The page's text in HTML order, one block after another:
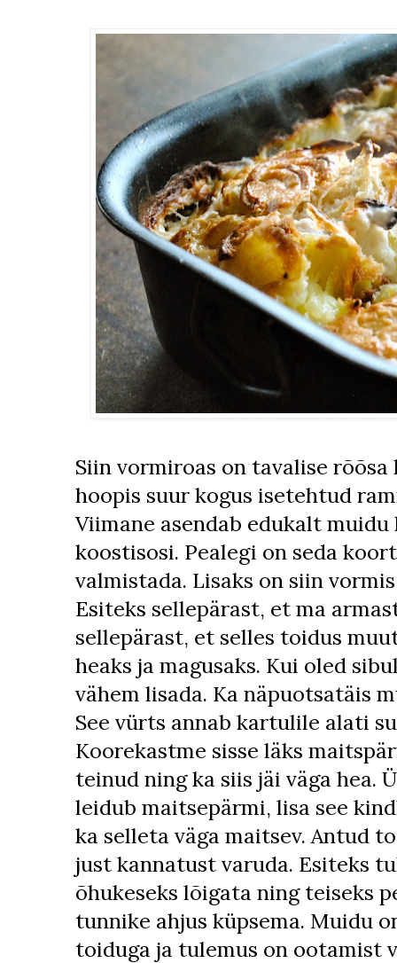
Siin vormiroas on tavalise rõõsa
hoopis suur kogus isetehtud
Viimane asendab edukalt
koostisosi. Pealegi on seda
valmistada. Lisaks on siin
Esiteks sellepärast, et ma
sellepärast, et selles toidus
heaks ja magusaks. Kui oled
vähem lisada. Ka näpuotsatäis
See vürts annab kartulile alati
Koorekastme sisse läks
teinud ning ka siis jäi väga hea.
leidub maitsepärmi, lisa see
ka selleta väga maitsev. Antud
just kannatust varuda. Esiteks
õhukeseks lõigata ning teiseks
tunnike ahjus küpsema. Muidu
toiduga ja tulemus on ootamist